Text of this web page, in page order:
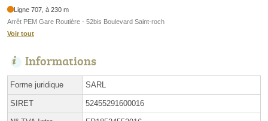
Ligne 707, à 230 m
Arrêt PEM Gare Routière - 52bis Boulevard Saint-roch
Voir tout
Informations
Forme juridique SARL
SIRET 52455291600016